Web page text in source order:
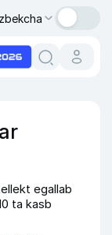
egallab
ta kasb